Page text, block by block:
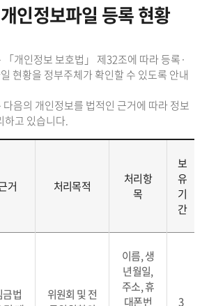
인정보파일 등록 현황
개인정보 보호법」 제32조에 따라 등록·
현황을 정부주체가 확인할 수 있도록 안내
음의 개인정보를 법적인 근거에 따라 정보
하고 있습니다.
거 처리목적
처리항
목
보
유
기
간
법
위원회 및 전
이름, 생
년월일,
주소, 휴
대폰번
3